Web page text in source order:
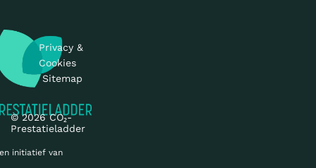
initiatief van
© 2026 CO₂-
Prestatieladder
Privacy &
Cookies
Sitemap